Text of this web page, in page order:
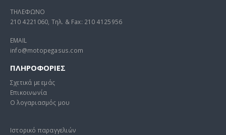
ΤΗΛΕΦΩΝΟ
210 4221060, Τηλ. & Fax: 210 4125956
EMAIL
info@motopegasus.com
ΠΛΗΡΟΦΟΡΙΕΣ
Σχετικά με εμάς
Επικοινωνία
Ο λογαριασμός μου
Ιστορικό παραγγελιών